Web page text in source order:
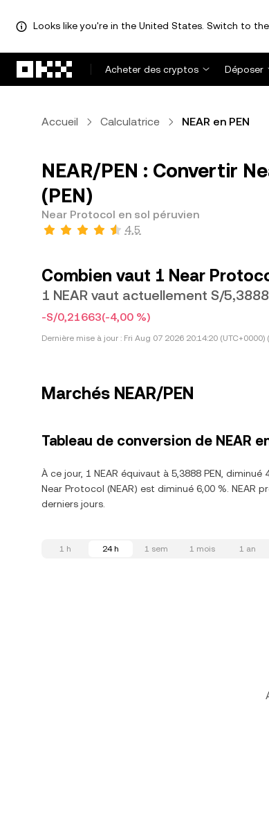
Looks like you're in the United States. Switch to
Acheter des cryptos
Déposer
Accueil Calculatrice NEAR en PEN
NEAR/PEN : Convertir
(PEN)
Near Protocol en sol péruvien
4,5
Combien vaut 1 Near
1 NEAR vaut actuellement S/5,3888
-S/0,21663(-4,00 %)
Dernière mise à jour : Fri Aug 07 2026 20:14:20
Marchés NEAR/PEN
Tableau de conversion de NEAR
À ce jour, 1 NEAR équivaut à 5,3888 PEN,
Near Protocol (NEAR) est diminué 6,00 %. NEAR
derniers jours.
1 h 24 h 1 sem 1 mois 1 an